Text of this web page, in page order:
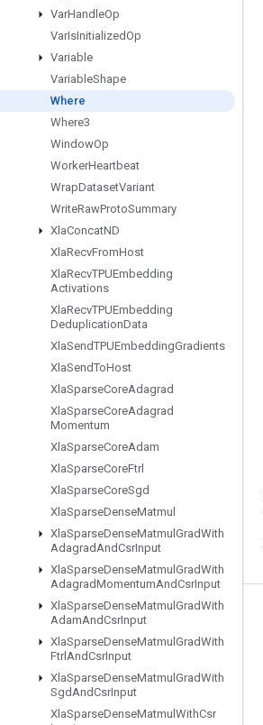
VarHandleOp
VarIsInitializedOp
Variable
VariableShape
Where
Where3
WindowOp
WorkerHeartbeat
WrapDatasetVariant
WriteRawProtoSummary
XlaConcatND
XlaRecvFromHost
XlaRecvTPUEmbedding
Activations
XlaRecvTPUEmbedding
DeduplicationData
XlaSendTPUEmbeddingGradients
XlaSendToHost
XlaSparseCoreAdagrad
XlaSparseCoreAdagrad
Momentum
XlaSparseCoreAdam
XlaSparseCoreFtrl
XlaSparseCoreSgd
XlaSparseDenseMatmul
XlaSparseDenseMatmul GradWith
AdagradAndCsrInput
XlaSparseDenseMatmul GradWith
AdagradMomentumAndCsrInput
XlaSparseDenseMatmul GradWith
AdamAndCsrInput
XlaSparseDenseMatmul GradWith
Ftrl AndCsrInput
XlaSparseDenseMatmul GradWith
SgdAndCsrInput
XlaSparseDenseMatmul WithCsr
সবসময় যুক্ত থাকুন
ফোরাম
GitHub